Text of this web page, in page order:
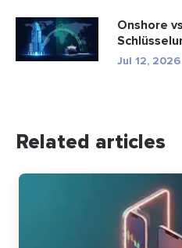
Onshore
Jul 12, 2026
Related articles